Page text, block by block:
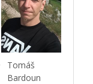
Tomáš
Bardoun